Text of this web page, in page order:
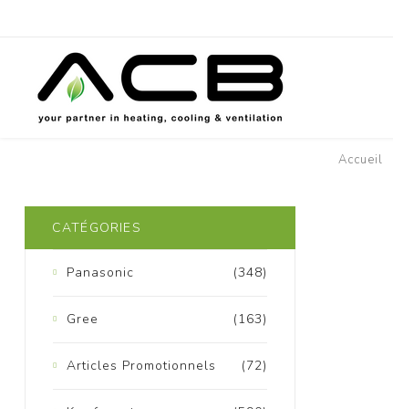
Accueil
CATÉGORIES
(348)
Panasonic
(163)
Gree
(72)
Articles Promotionnels